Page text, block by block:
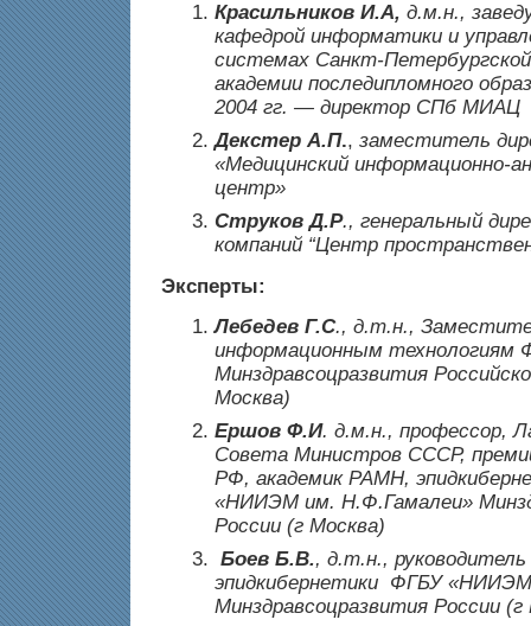
Красильников И.А, д.м.н.,
кафедрой информатики и
системах Санкт-
академии последипломного
2004 гг. — директор СПб МИАЦ
Декстер А.П., заместитель
«Медицинский информационно-
центр»
Струков Д.Р., генеральный
компаний “Центр
Эксперты:
Лебедев Г.С., д.т.н.,
информационным
Минздравсоцразвития
Москва)
Ершов Ф.И. д.м.н., профессор,
Совета Министров СССР,
РФ, академик РАМН,
«НИИЭМ им. Н.Ф.Гамалеи»
России (г Москва)
Боев Б.В., д.т.н.,
эпидкибернетики ФГБУ
Минздравсоцразвития России (г